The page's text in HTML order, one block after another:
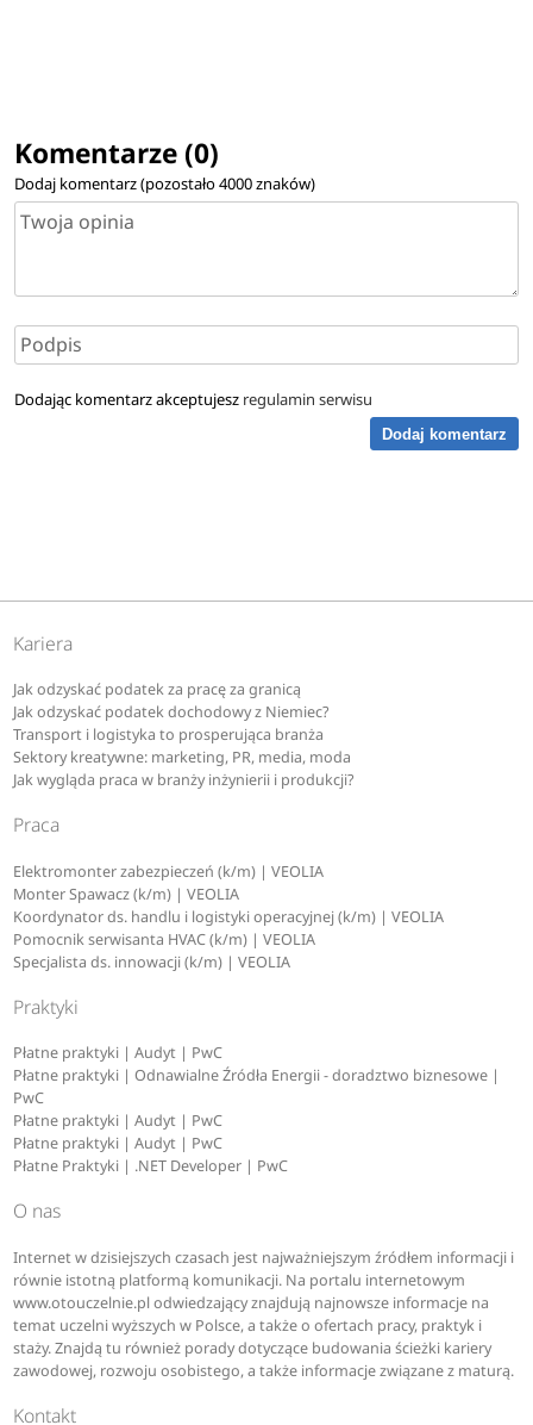
Komentarze (0)
Dodaj komentarz (pozostało4000znaków)
Dodając komentarz akceptujesz regulamin serwisu
Dodaj komentarz
Kariera
Jak odzyskać podatek za pracę za granicą
Jak odzyskać podatek dochodowy z Niemiec?
Transport i logistyka to prosperująca branża
Sektory kreatywne: marketing, PR, media, moda
Jak wygląda praca w branży inżynierii i produkcji?
Praca
Elektromonter zabezpieczeń (k/m) | VEOLIA
Monter Spawacz (k/m) | VEOLIA
Koordynator ds. handlu i logistyki operacyjnej (k/m) | VEOLIA
Pomocnik serwisanta HVAC (k/m) | VEOLIA
Specjalista ds. innowacji (k/m) | VEOLIA
Praktyki
Płatne praktyki | Audyt | PwC
Płatne praktyki | Odnawialne Źródła Energii - doradztwo biznesowe |
PwC
Płatne praktyki | Audyt | PwC
Płatne praktyki | Audyt | PwC
Płatne Praktyki | .NET Developer | PwC
O nas
Internet w dzisiejszych czasach jest najważniejszym źródłem informacji i
równie istotną platformą komunikacji. Na portalu internetowym
www.otouczelnie.pl odwiedzający znajdują najnowsze informacje na
temat uczelni wyższych w Polsce, a także o ofertach pracy, praktyk i
staży. Znajdą tu również porady dotyczące budowania ścieżki kariery
zawodowej, rozwoju osobistego, a także informacje związane z maturą.
Kontakt